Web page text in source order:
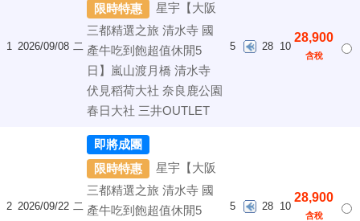
1 2026/09/08 二
限時特惠
星宇【大阪
三都精選之旅 清水寺 國
產牛吃到飽超值休閒5
日】嵐山渡月橋 清水寺
伏見稻荷大社 奈良鹿公園
春日大社 三井OUTLET
5 28 10
28,900
含稅
2 2026/09/22 二
即將成團
限時特惠
星宇【大阪
三都精選之旅 清水寺 國
產牛吃到飽超值休閒5
5 28 10
28,900
含稅